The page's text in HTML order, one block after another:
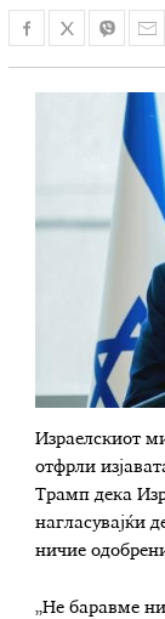
Израелскиот
отфрли
Трамп дека
нагласувајќи
ничие
„Не баравме